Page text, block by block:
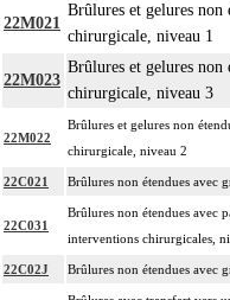
22M021
Brûlures et gelures non
chirurgicale, niveau 1
22M023
Brûlures et gelures non
chirurgicale, niveau 3
22M022
Brûlures et gelures non
chirurgicale, niveau 2
22C021 Brûlures non étendues avec
22C031
Brûlures non étendues avec
interventions chirurgicales,
22C02J Brûlures non étendues avec